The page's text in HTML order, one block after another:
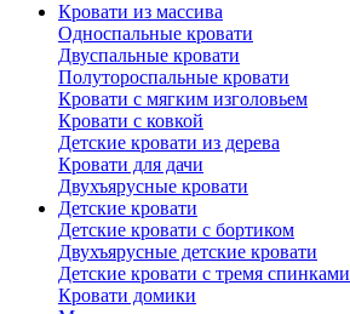
Кровати из массива
Односпальные кровати
Двуспальные кровати
Полутороспальные кровати
Кровати с мягким изголовьем
Кровати с ковкой
Детские кровати из дерева
Кровати для дачи
Двухъярусные кровати
Детские кровати
Детские кровати с бортиком
Двухъярусные детские кровати
Детские кровати с тремя спинками
Кровати домики